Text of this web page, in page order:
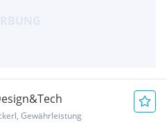
Gewährleistung